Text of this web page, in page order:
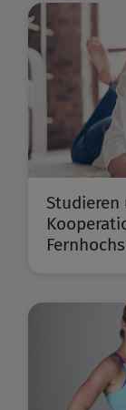
Studieren